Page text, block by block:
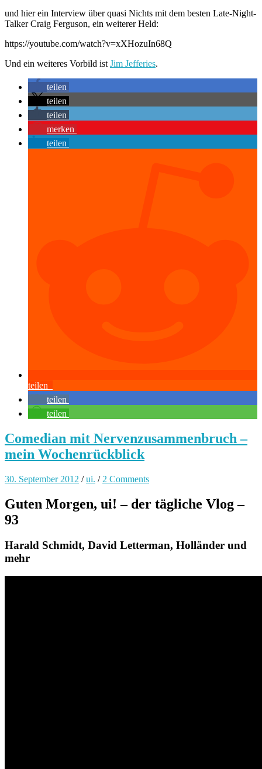
und hier ein Interview über quasi Nichts mit dem besten Late-Night-
Talker Craig Ferguson, ein weiterer Held:
https://youtube.com/watch?v=xXHozuIn68Q
Und ein weiteres Vorbild ist Jim Jefferies.
teilen
teilen
teilen
merken
teilen
teilen
teilen
teilen
Comedian mit Nervenzusammenbruch –
mein Wochenrückblick
30. September 2012 /ui. / 2 Comments
Guten Morgen, ui! – der tägliche Vlog –
93
Harald Schmidt, David Letterman, Holländer und
mehr